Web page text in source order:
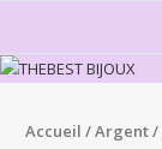
Accueil /Argent/